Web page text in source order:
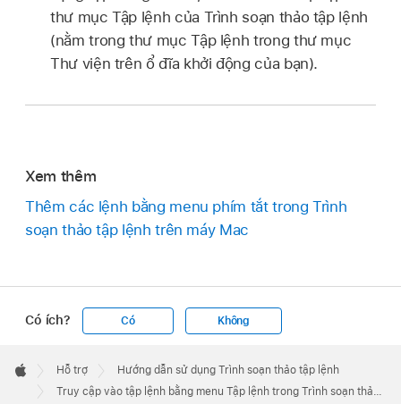
thư mục Tập lệnh của Trình soạn thảo tập lệnh
(nằm trong thư mục Tập lệnh trong thư mục
Thư viện trên ổ đĩa khởi động của bạn).
Xem thêm
Thêm các lệnh bằng menu phím tắt trong Trình
soạn thảo tập lệnh trên máy Mac
Có ích? Có Không
Footer

Apple
Hỗ trợ
Hướng dẫn sử dụng Trình soạn thảo tập lệnh
Truy cập vào tập lệnh bằng menu Tập lệnh trong Trình soạn thảo tập lệnh trên máy Mac